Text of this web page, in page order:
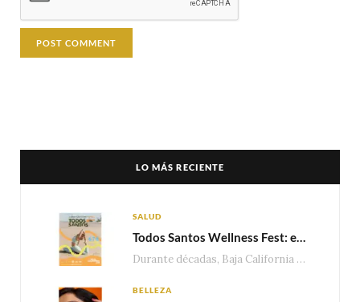
LO MÁS RECIENTE
SALUD
Todos Santos Wellness Fest: el evento de bienestar que está transformando a Baja California Sur en un nuevo referente para el turismo wellness
Durante décadas, Baja California Sur ha sido reconocido por sus playas, hoteles de lujo y…
BELLEZA